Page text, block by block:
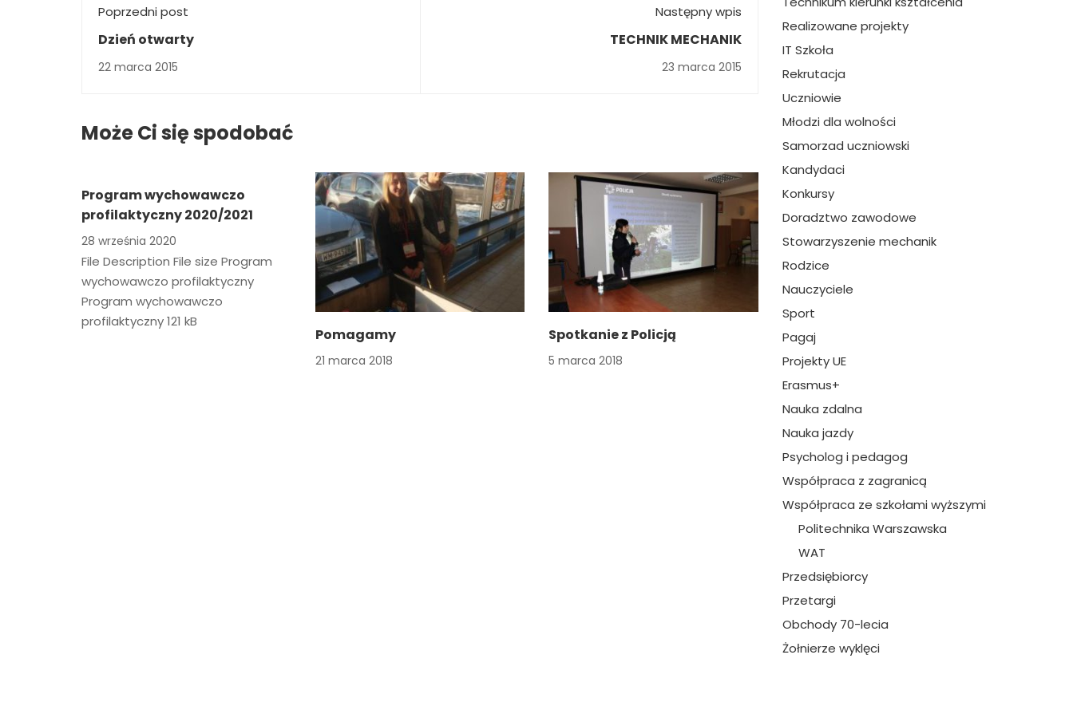
Poprzedni post
Dzień otwarty
22 marca 2015
Następny wpis
TECHNIK MECHANIK
23 marca 2015
Może Ci się spodobać
Program wychowawczo
profilaktyczny 2020/2021
28 września 2020
File Description File size Program
wychowawczo profilaktyczny
Program wychowawczo
profilaktyczny 121 kB
Pomagamy
21 marca 2018
Spotkanie z Policją
5 marca 2018
Realizowane projekty
IT Szkoła
Rekrutacja
Uczniowie
Młodzi dla wolności
Samorzad uczniowski
Kandydaci
Konkursy
Doradztwo zawodowe
Stowarzyszenie mechanik
Rodzice
Nauczyciele
Sport
Pagaj
Projekty UE
Erasmus+
Nauka zdalna
Nauka jazdy
Psycholog i pedagog
Współpraca z zagranicą
Współpraca ze szkołami wyższymi
Politechnika Warszawska
WAT
Przedsiębiorcy
Przetargi
Obchody 70-lecia
Żołnierze wyklęci